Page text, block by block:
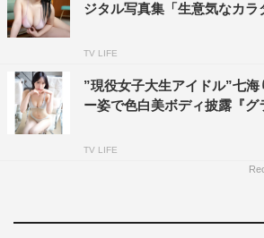
ジタル写真集「生意気なカラ
TV LIFE
”現役女子大生アイドル”七海
ー姿で色白美ボディ披露『グ
TV LIFE